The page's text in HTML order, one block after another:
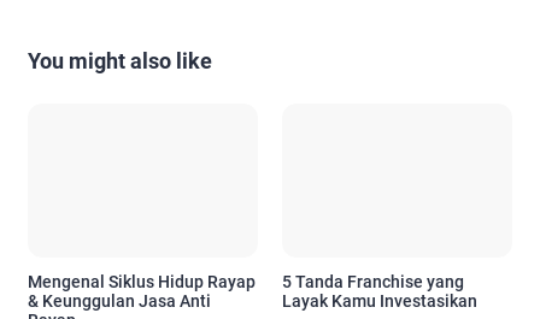
You might also like
Mengenal Siklus Hidup Rayap
& Keunggulan Jasa Anti
5 Tanda Franchise yang
Layak Kamu Investasikan